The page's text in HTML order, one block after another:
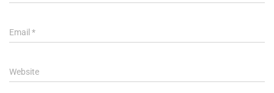
Email *
Website